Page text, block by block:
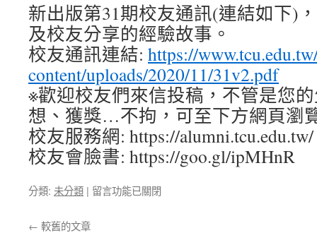
參
與
26
周
校
慶
活
動〉
中
新出版第31期校友通訊(連結如下)
及校友分享的經驗故事。
校友通訊連結: https://
content/uploads/2020/11/31v2.pdf
※歡迎校友們來信投稿，不管是您
想、獲獎…不拘，可至下方網頁瀏
校友服務網: https://alumni.tcu.edu.tw/
校友會臉書: https://goo.gl/ipMHnR
分類: 未分類 | 在
留言功能已關閉
← 較舊的文章